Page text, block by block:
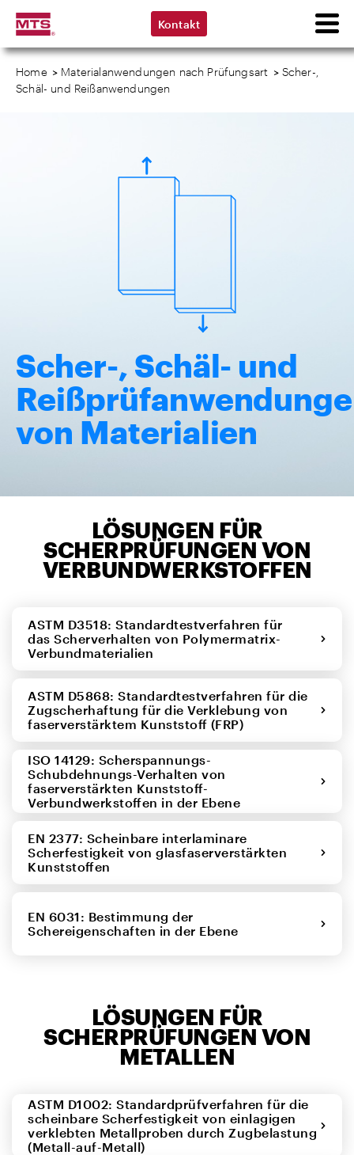
Kontakt
Home > Materialanwendungen nach Prüfungsart > Scher-,
Schäl- und Reißanwendungen
Scher-, Schäl- und
von Materialien
LÖSUNGEN FÜR
SCHERPRÜFUNGEN VON
VERBUNDWERKSTOFFEN
ASTM D3518: Standardtestverfahren für
das Scherverhalten von Polymermatrix-
Verbundmaterialien
ASTM D5868: Standardtestverfahren für die
Zugscherhaftung für die Verklebung von
faserverstärktem Kunststoff (FRP)
ISO 14129: Scherspannungs-
Schubdehnungs-Verhalten von
faserverstärkten Kunststoff-
Verbundwerkstoffen in der Ebene
EN 2377: Scheinbare interlaminare
Scherfestigkeit von glasfaserverstärkten
Kunststoffen
EN 6031: Bestimmung der
Schereigenschaften in der Ebene
LÖSUNGEN FÜR
SCHERPRÜFUNGEN VON
METALLEN
ASTM D1002: Standardprüfverfahren für die
scheinbare Scherfestigkeit von einlagigen
verklebten Metallproben durch Zugbelastung
(Metall-auf-Metall)